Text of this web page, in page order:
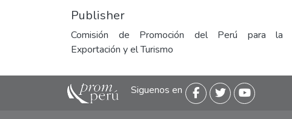
Publisher
Comisión de Promoción del Perú para la
Exportación y el Turismo
Siguenos en